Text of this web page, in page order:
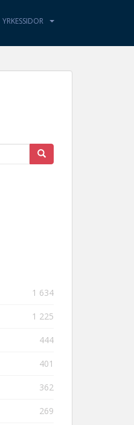
YRKESSIDOR
1 634
1 225
444
401
362
269